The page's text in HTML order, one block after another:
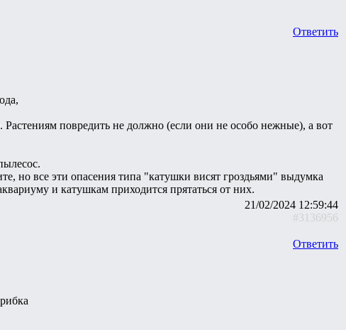
Ответить
Растениям повредить не должно (если они не особо нежные), а вот
но все эти опасения типа "катушки висят гроздьями" выдумка
и катушкам приходится прятаться от них.
21/02/2024 12:59:44
#3136956
Ответить